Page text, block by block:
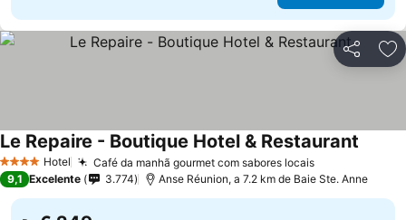
Partilhar
4 EstrelasHotel Café da manhã gourmet com sabores locaisVer preços
Le Repaire - Boutique Hotel & Restaurant
9,1 Excelente 3.774 Anse Réunion, a 7.2 km de Baie Ste. Anne